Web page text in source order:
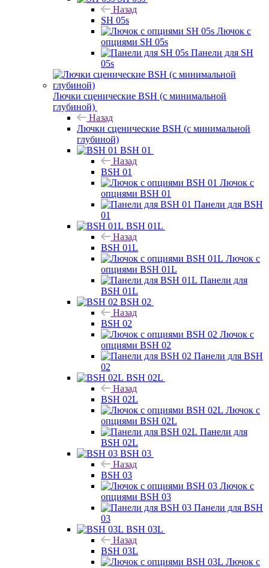
Назад
SH 05s
Лючок с
опциями SH 05s
Панели для SH
05s
Лючки сценические BSH (с минимальной
глубиной)
Назад
Лючки сценические BSH (с минимальной
глубиной)
BSH 01
Назад
BSH 01
Лючок с
опциями BSH 01
Панели для BSH
01
BSH 01L
Назад
BSH 01L
Лючок с
опциями BSH 01L
Панели для
BSH 01L
BSH 02
Назад
BSH 02
Лючок с
опциями BSH 02
Панели для BSH
02
BSH 02L
Назад
BSH 02L
Лючок с
опциями BSH 02L
Панели для
BSH 02L
BSH 03
Назад
BSH 03
Лючок с
опциями BSH 03
Панели для BSH
03
BSH 03L
Назад
BSH 03L
Лючок с